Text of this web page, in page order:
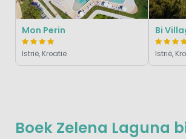
Boek Zelena Laguna
Mon Perin
Istrië, Kroatië
Bi
Istrië,